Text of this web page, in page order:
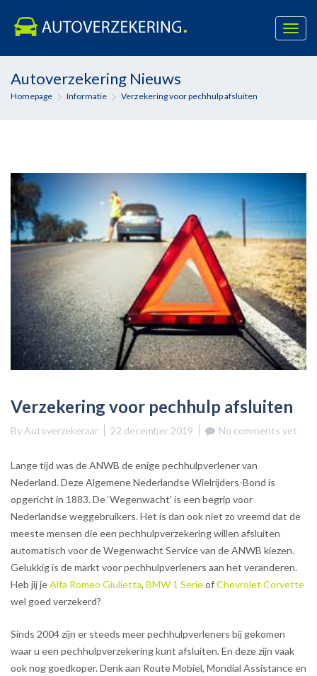
content
Autoverzekering Nieuws
Homepage Informatie Verzekering voor pechhulp afsluiten
Verzekering voor pechhulp afsluiten
By Autoverzekeraar 22 december 2019 No comments yet
Lange tijd was de ANWB de enige pechhulpverlener van
Nederland. Deze Algemene Nederlandse Wielrijders-Bond is
opgericht in 1883. De ‘Wegenwacht’ is een begrip voor
Nederlandse weggebruikers. Het is dan ook niet zo vreemd dat de
meeste mensen die een pechhulpverzekering willen afsluiten
automatisch voor de Wegenwacht Service van de ANWB kiezen.
Gelukkig is de markt voor pechhulpverleners aan het veranderen.
Heb jij jeAlfa Romeo Giulietta, BMW 1 SerieofChevrolet Corvette
wel goed verzekerd?
Sinds 2004 zijn er steeds meer pechhulpverleners bij gekomen
waar u een pechhulpverzekering kunt afsluiten. En deze zijn vaak
ook nog goedkoper. Denk aan Route Mobiel, Mondial Assistance en